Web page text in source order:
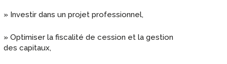
» Investir dans un projet professionnel,
» Optimiser la fiscalité de cession et la gestion
des capitaux,